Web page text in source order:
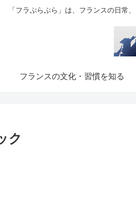
「フラぷらぷら」は、フランスの日常
フランスの文化・習慣を知る
ク